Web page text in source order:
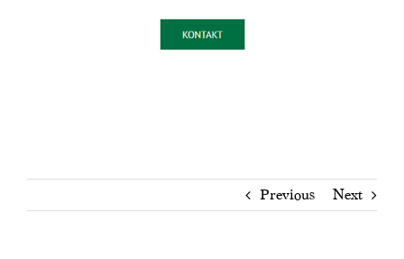
Previous Next